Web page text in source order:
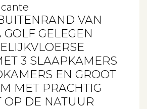
VAN
GELEGEN
3 SLAAPKAMERS
EN GROOT
MET PRACHTIG
OP DE NATUUR